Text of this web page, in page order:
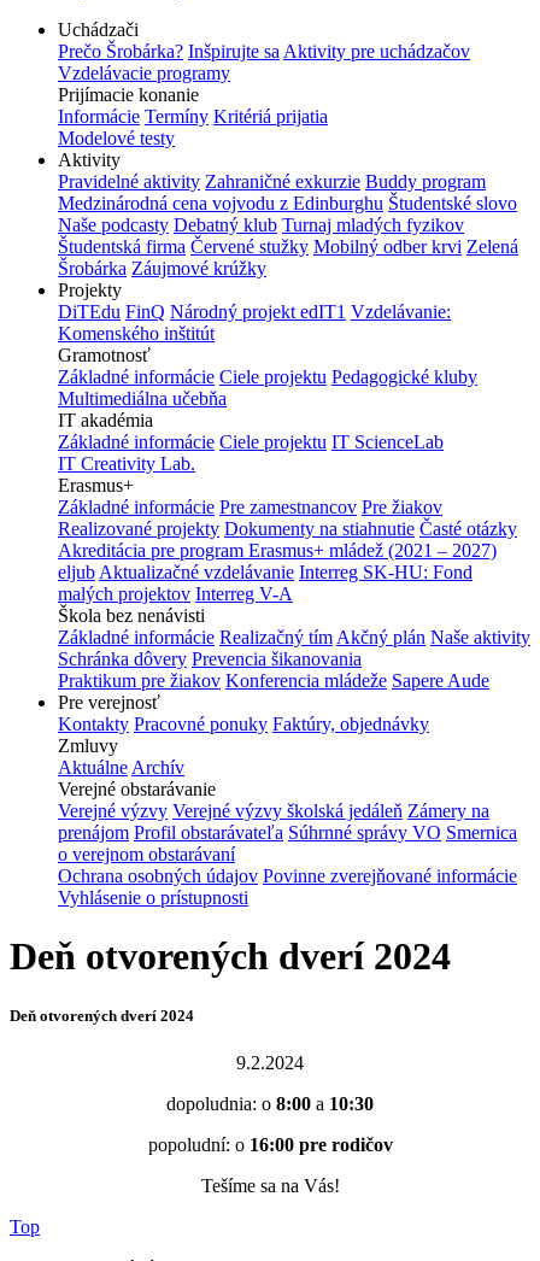
Uchádzači
Prečo Šrobárka? Inšpirujte sa Aktivity pre uchádzačov
Vzdelávacie programy
Prijímacie konanie
Informácie Termíny Kritériá prijatia
Modelové testy
Aktivity
Pravidelné aktivity Zahraničné exkurzie Buddy program
Medzinárodná cena vojvodu z Edinburghu Študentské slovo
Naše podcasty Debatný klub Turnaj mladých fyzikov
Študentská firma Červené stužky Mobilný odber krvi Zelená
Šrobárka Záujmové krúžky
Projekty
DiTEdu FinQ Národný projekt edIT1 Vzdelávanie:
Komenského inštitút
Gramotnosť
Základné informácie Ciele projektu Pedagogické kluby
Multimediálna učebňa
IT akadémia
Základné informácie Ciele projektu IT ScienceLab
IT Creativity Lab.
Erasmus+
Základné informácie Pre zamestnancov Pre žiakov
Realizované projekty Dokumenty na stiahnutie Časté otázky
Akreditácia pre program Erasmus+ mládež (2021 – 2027)
eljub Aktualizačné vzdelávanie Interreg SK-HU: Fond
malých projektov Interreg V-A
Škola bez nenávisti
Základné informácie Realizačný tím Akčný plán Naše aktivity
Schránka dôvery Prevencia šikanovania
Praktikum pre žiakov Konferencia mládeže Sapere Aude
Pre verejnosť
Kontakty Pracovné ponuky Faktúry, objednávky
Zmluvy
Aktuálne Archív
Verejné obstarávanie
Verejné výzvy Verejné výzvy školská jedáleň Zámery na
prenájom Profil obstarávateľa Súhrnné správy VO Smernica
o verejnom obstarávaní
Ochrana osobných údajov Povinne zverejňované informácie
Vyhlásenie o prístupnosti
Deň otvorených dverí 2024
Deň otvorených dverí 2024
9.2.2024
dopoludnia: o 8:00 a 10:30
popoludní: o 16:00 pre rodičov
Tešíme sa na Vás!
Top